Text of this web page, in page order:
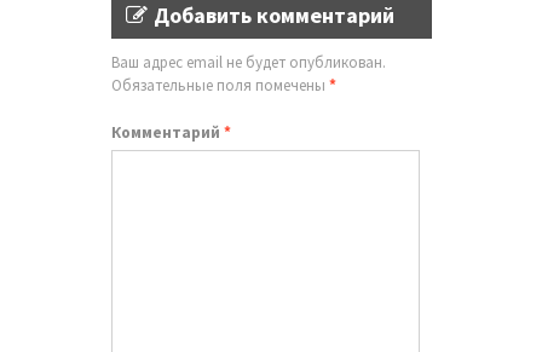
Добавить комментарий
Ваш адрес email не будет опубликован.
Обязательные поля помечены *
Комментарий *